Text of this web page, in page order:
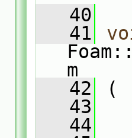
   40
   41
m
   42
(
   43
   44